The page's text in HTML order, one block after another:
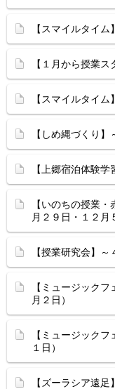
【スマイルタイム
【１月から授業ス
【スマイルタイム
【しめ縄づくり】
【上郷宿泊体験
【いのちの授業
月２９日・１２月
【授業研究会】
【ミュージック
月２日）
【ミュージック
１日）
【ズーラシア遠足